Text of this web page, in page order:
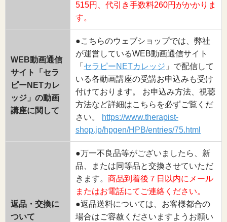
515円、代引き手数料260円がかかりま
す。
WEB動画通信
サイト「セラ
ピーNETカレ
ッジ」の動画
講座に関して
●こちらのウェブショップでは、弊社
が運営しているWEB動画通信サイト
「 セラピーNETカレッジ 」で配信して
いる各動画講座の受講お申込みも受け
付けております。 お申込み方法、視聴
方法など詳細はこちらを必ずご覧くだ
さい。
https://www.therapist-
shop.jp/hpgen/HPB/entries/75.html
返品・交換に
ついて
●万一不良品等がございましたら、新
品、または同等品と交換させていただ
きます。 商品到着後７日以内にメール
またはお電話にてご連絡ください。
●返品送料については、お客様都合の
場合はご容赦くださいますようお願い